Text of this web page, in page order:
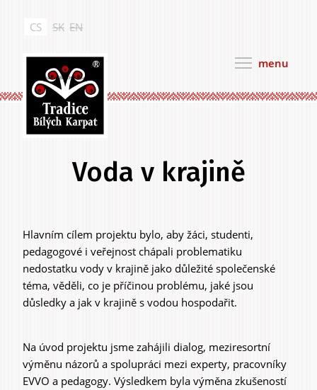
obsahu
Tradice Bílých Karpat
menu
CS SK EN
Voda v krajině
Hlavní
záložky
Hlavním cílem projektu bylo, aby žáci, studenti,
pedagogové i veřejnost chápali problematiku
nedostatku vody v krajině jako důležité společenské
téma, věděli, co je příčinou problému, jaké jsou
důsledky a jak v krajině s vodou hospodařit.
Na úvod projektu jsme zahájili dialog, meziresortní
výměnu názorů a spolupráci mezi experty, pracovníky
EVVO a pedagogy. Výsledkem byla výměna zkušeností